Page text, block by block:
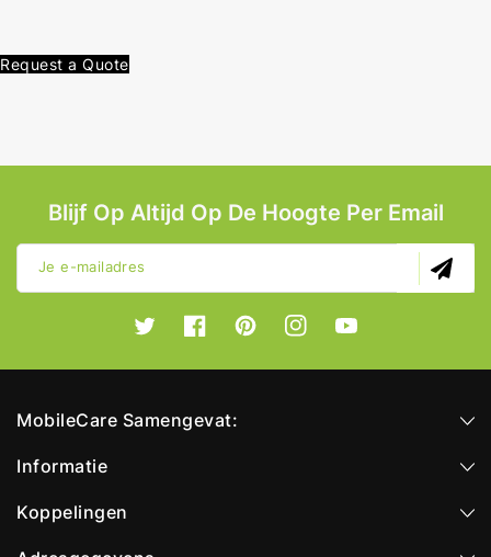
Request a Quote
Blijf Op Altijd Op De Hoogte Per Email
Je e-mailadres
TwitterFacebookPinterestInstagramYouTube
MobileCare Samengevat:
Informatie
Koppelingen